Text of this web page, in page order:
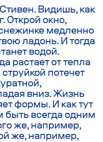
Видишь, как
Открой окно,
медленно
ладонь. И тогда
водой.
растает от тепла
потечет
вниз. Жизнь
формы. И как тут
быть всегда одним
же, например,
же, например,